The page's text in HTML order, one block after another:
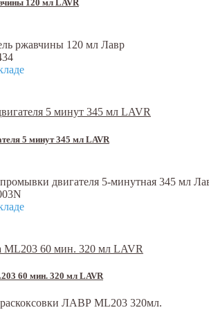
120 мл LAVR
ржавчины 120 мл Лавр
5 минут 345 мл LAVR
двигателя 5-минутная 345 мл
60 мин. 320 мл LAVR
ЛАВР ML203 320мл.